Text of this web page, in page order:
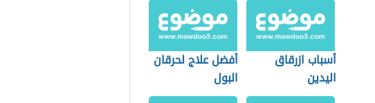
أسباب ازرقاق
اليدين
أفضل علاج لحرقان
البول